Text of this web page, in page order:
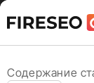
Skip
toСсылки
Ссылки
7 способов
Содержание